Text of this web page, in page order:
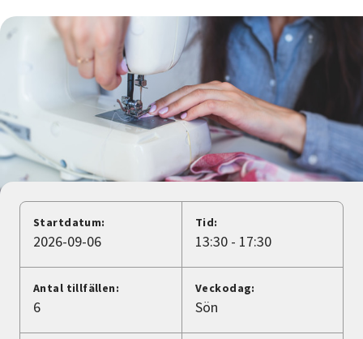
Sök kurser och evenemang
Starta studiecirkel
Cirkelledare
Nyheter
Avdelningar
Lyssna
Startdatum:
2026-09-06
Tid:
13:30 - 17:30
Antal tillfällen:
6
Veckodag:
Sön